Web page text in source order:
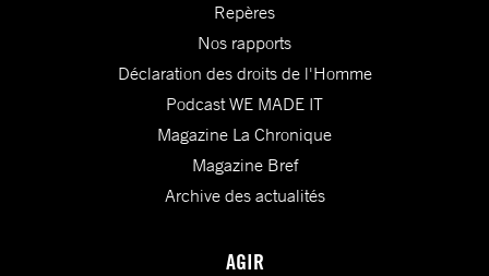
Repères
Nos rapports
Déclaration des droits de l'Homme
Podcast WE MADE IT
Magazine La Chronique
Magazine Bref
Archive des actualités
AGIR